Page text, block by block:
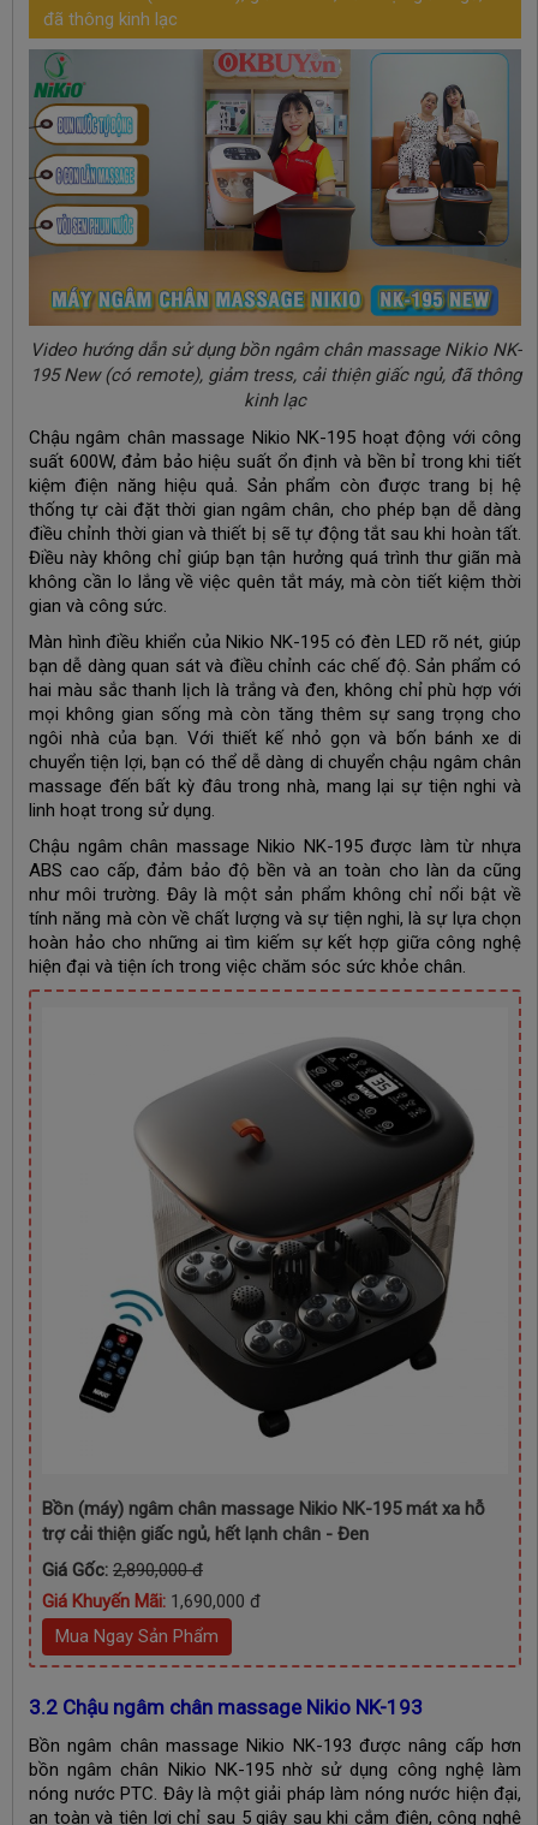
đã thông kinh lạc
Video hướng dẫn sử dụng bồn ngâm chân massage Nikio NK-
195 New (có remote), giảm tress, cải thiện giấc ngủ, đã thông
kinh lạc
Chậu ngâm chân massage Nikio NK-195 hoạt động với công
suất 600W, đảm bảo hiệu suất ổn định và bền bỉ trong khi tiết
kiệm điện năng hiệu quả. Sản phẩm còn được trang bị hệ
thống tự cài đặt thời gian ngâm chân, cho phép bạn dễ dàng
điều chỉnh thời gian và thiết bị sẽ tự động tắt sau khi hoàn tất.
Điều này không chỉ giúp bạn tận hưởng quá trình thư giãn mà
không cần lo lắng về việc quên tắt máy, mà còn tiết kiệm thời
gian và công sức.
Màn hình điều khiển của Nikio NK-195 có đèn LED rõ nét, giúp
bạn dễ dàng quan sát và điều chỉnh các chế độ. Sản phẩm có
hai màu sắc thanh lịch là trắng và đen, không chỉ phù hợp với
mọi không gian sống mà còn tăng thêm sự sang trọng cho
ngôi nhà của bạn. Với thiết kế nhỏ gọn và bốn bánh xe di
chuyển tiện lợi, bạn có thể dễ dàng di chuyển chậu ngâm chân
massage đến bất kỳ đâu trong nhà, mang lại sự tiện nghi và
linh hoạt trong sử dụng.
Chậu ngâm chân massage Nikio NK-195 được làm từ nhựa
ABS cao cấp, đảm bảo độ bền và an toàn cho làn da cũng
như môi trường. Đây là một sản phẩm không chỉ nổi bật về
tính năng mà còn về chất lượng và sự tiện nghi, là sự lựa chọn
hoàn hảo cho những ai tìm kiếm sự kết hợp giữa công nghệ
hiện đại và tiện ích trong việc chăm sóc sức khỏe chân.
Bồn (máy) ngâm chân massage Nikio NK-195 mát xa hỗ
trợ cải thiện giấc ngủ, hết lạnh chân - Đen
Giá Gốc: 2,890,000 đ
Giá Khuyến Mãi: 1,690,000 đ
Mua Ngay Sản Phẩm
3.2 Chậu ngâm chân massage Nikio NK-193
Bồn ngâm chân massage Nikio NK-193 được nâng cấp hơn
bồn ngâm chân Nikio NK-195 nhờ sử dụng công nghệ làm
nóng nước PTC. Đây là một giải pháp làm nóng nước hiện đại,
an toàn và tiện lợi chỉ sau 5 giây sau khi cắm điện, công nghệ